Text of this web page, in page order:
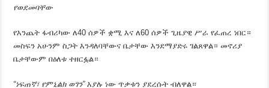
የወደመባቸው
የእንጨት ፋብሪካው ለ40 ሰዎች ቋሚ እና ለ60 ሰዎች ጊዜያዊ ሥራ የፈጠረ ነበር።
መስፍን አሁንም ስጋት እንዳለባቸውና ቤታቸው እንደማያድሩ ገልጸዋል። መኖሪያ
ቤታቸውም በዕለቱ ተዘርፏል።
“ነፍጠኛ፣ የምኒልክ ወገን”እያሉ ነው ጥቃቱን ያደረሱት ብለዋል።